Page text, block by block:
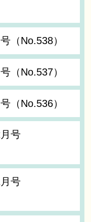
（No.538）
（No.537）
（No.536）
号
号